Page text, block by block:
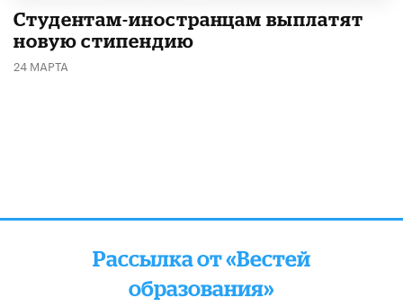
Студентам-иностранцам выплатят
новую стипендию
24 МАРТА
Рассылка от «Вестей
образования»